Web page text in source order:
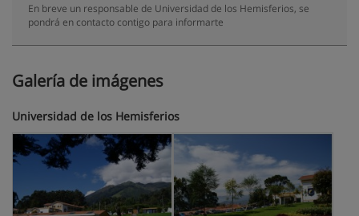
En breve un responsable de Universidad de los Hemisferios, se
pondrá en contacto contigo para informarte
Galería de imágenes
Universidad de los Hemisferios